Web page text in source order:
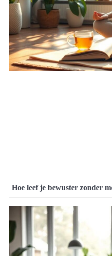
Hoe leef je bewuster zonder